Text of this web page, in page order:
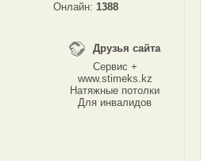
Онлайн: 1388
Друзья сайта
Сервис +
www.stimeks.kz
Натяжные потолки
Для инвалидов